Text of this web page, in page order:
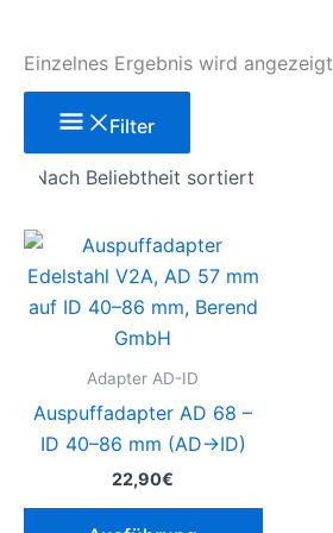
Einzelnes Ergebnis wird angezeigt
Filter
Adapter AD-ID
Auspuffadapter AD 68 –
ID 40–86 mm (AD→ID)
22,90€